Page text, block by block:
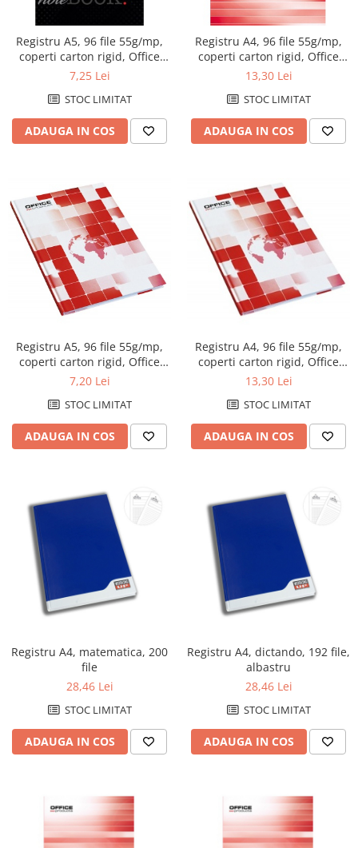
profesionale
Stampile, tusuri si tusiere
Suporturi pentru articole de birou
Suporturi pentru documente,
reviste, cataloage
Tavite pentru documente
File de protectie
Index autoadeziv
Mape din carton
Mape din plastic
Separatoare index
Suporturi pentru dosare
suspendabile
Role hartie pentru plotter
Tipizate
Pixuri cu gel
Pixuri cu mecanism
Pixuri fara mecanism
Pixuri pentru ghisee
Rezerve pixuri
Rollere
Stilouri si rezerve
Textmarkere
Dispensere baie si bucatarie
Hartie igienica
Marcare si etichetare
Odorizante
Saci menajeri
Sapunuri
Servetele
Spray-uri mobila
Plastilină si materiale de modelat
Radiere
Trimmere
Registru A5, 96 file 55g/mp,
coperti carton rigid, Office
Products - dictando
7,25 Lei
STOC LIMITAT
ADAUGA IN COS
Registru A4, 96 file 55g/mp,
coperti carton rigid, Office
Products - dictando
13,30 Lei
STOC LIMITAT
ADAUGA IN COS
Registru A5, 96 file 55g/mp,
coperti carton rigid, Office
Products - matematica
7,20 Lei
STOC LIMITAT
ADAUGA IN COS
Registru A4, 96 file 55g/mp,
coperti carton rigid, Office
Products - matematica
13,30 Lei
STOC LIMITAT
ADAUGA IN COS
Registru A4, matematica, 200
file
28,46 Lei
STOC LIMITAT
ADAUGA IN COS
Registru A4, dictando, 192 file,
albastru
28,46 Lei
STOC LIMITAT
ADAUGA IN COS